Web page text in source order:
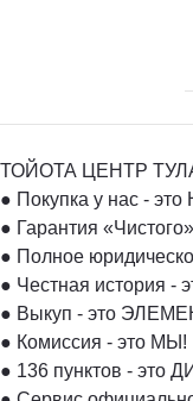
ТОЙОТА ЦЕНТР ТУЛА
● Покупка у нас -
● Гарантия
● Полное
● Честная история
● Выкуп - это
● Комиссия - это МЫ!
● 136 пунктов - это